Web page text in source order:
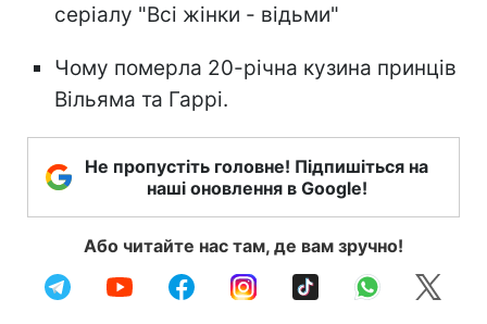
серіалу "Всі жінки - відьми"
Чому померла 20-річна кузина принців
Вільяма та Гаррі.
Не пропустіть головне! Підпишіться на
наші оновлення в Google!
Або читайте нас там, де вам зручно!